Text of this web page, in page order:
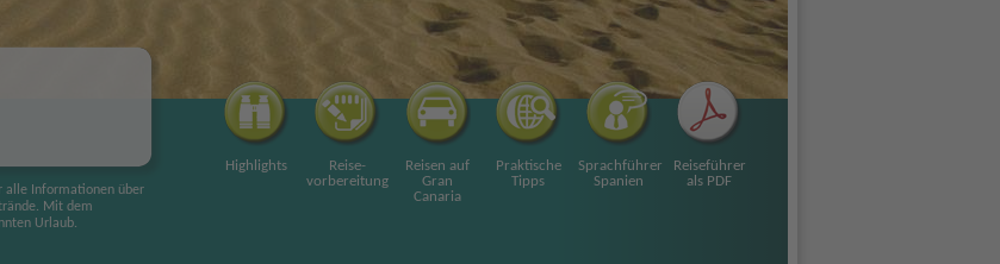
alle Informationen über
Mit dem
Urlaub.
Highlights Reise-
vorbereitung
Reisen auf
Gran
Canaria
Praktische
Tipps
Sprachführer
Spanien
Reiseführer
als PDF